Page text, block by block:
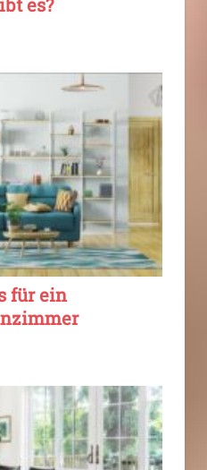
es?
für ein